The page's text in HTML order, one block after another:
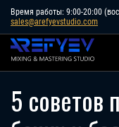
Skip
content
Время работы: 9:00-20:00
sales@arefyevstudio.com
5 советов